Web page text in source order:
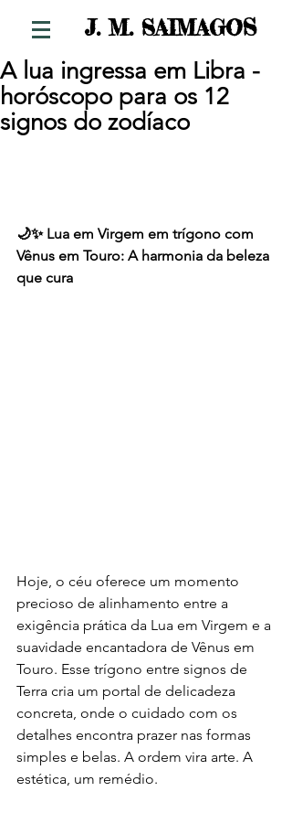
J. M. SAIMAGOS
A lua ingressa em Libra -
horóscopo para os 12
signos do zodíaco
🌙✨ Lua em Virgem em trígono com
Vênus em Touro: A harmonia da beleza
que cura
Hoje, o céu oferece um momento
precioso de alinhamento entre a
exigência prática da Lua em Virgem e a
suavidade encantadora de Vênus em
Touro. Esse trígono entre signos de
Terra cria um portal de delicadeza
concreta, onde o cuidado com os
detalhes encontra prazer nas formas
simples e belas. A ordem vira arte. A
estética, um remédio.